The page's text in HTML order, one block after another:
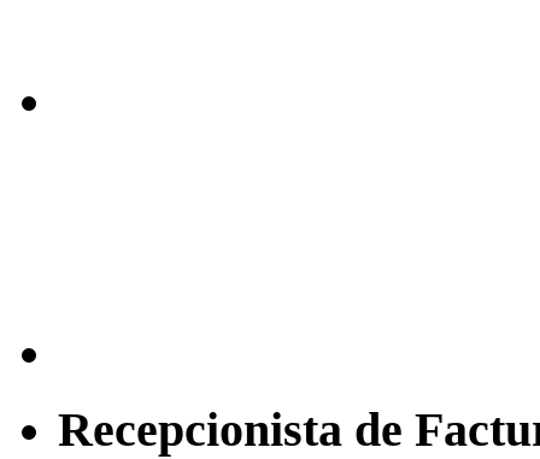
Recepcionista de